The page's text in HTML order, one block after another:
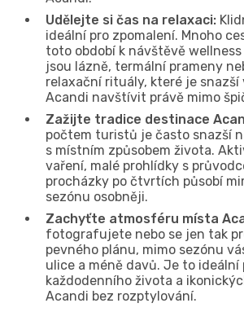
Udělejte si čas na relaxaci:
ideální pro zpomalení. Mnoho
toto období k návštěvě
jsou lázně, termální prameny
relaxační rituály, které je snazší
Acandi navštívit právě mimo
Zažijte tradice destinace
počtem turistů je často snazší
s místním způsobem života.
vaření, malé prohlídky s
procházky po čtvrtích působí
sezónu osobněji.
Zachyťte atmosféru místa
fotografujete nebo se jen tak
pevného plánu, mimo sezónu
ulice a méně davů. Je to ideální
každodenního života a
Acandi bez rozptylování.